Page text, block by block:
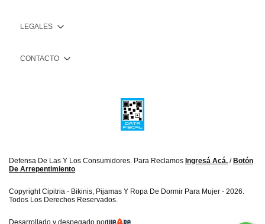
LEGALES
CONTACTO
Defensa De Las Y Los Consumidores. Para Reclamos Ingresá Acá. / Botón
De Arrepentimiento
Copyright Cipitria - Bikinis, Pijamas Y Ropa De Dormir Para Mujer - 2026.
Todos Los Derechos Reservados.
Desarrollado y despegado por